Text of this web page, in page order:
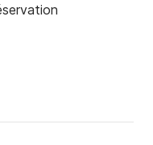
de 15 m 50,00 €